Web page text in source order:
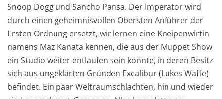
Snoop Dogg und Sancho Pansa. Der Imperator wird
durch einen geheimnisvollen Obersten Anführer der
Ersten Ordnung ersetzt, wir lernen eine Kneipenwirtin
namens Maz Kanata kennen, die aus der Muppet Show
ein Studio weiter entlaufen sein könnte, in deren Besitz
sich aus ungeklärten Gründen Excalibur (Lukes Waffe)
befindet. Ein paar Weltraumschlachten, hin und wieder